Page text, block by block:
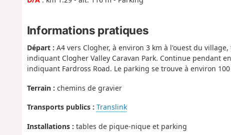
Informations pratiques
Départ : A4 vers Clogher, à environ 3 km à l'ouest du
indiquant Clogher Valley Caravan Park. Continue pendant
indiquant Fardross Road. Le parking se trouve à environ
Terrain : chemins de gravier
Transports publics : Translink
Installations : tables de pique-nique et parking